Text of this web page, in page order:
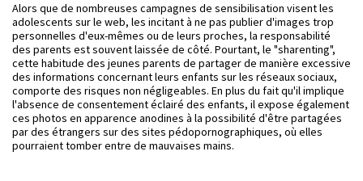
Alors que de nombreuses campagnes de sensibilisation visent les
adolescents sur le web, les incitant à ne pas publier d'images trop
personnelles d'eux-mêmes ou de leurs proches, la responsabilité
des parents est souvent laissée de côté. Pourtant, le "sharenting",
cette habitude des jeunes parents de partager de manière excessive
des informations concernant leurs enfants sur les réseaux sociaux,
comporte des risques non négligeables. En plus du fait qu'il implique
l'absence de consentement éclairé des enfants, il expose également
ces photos en apparence anodines à la possibilité d'être partagées
par des étrangers sur des sites pédopornographiques, où elles
pourraient tomber entre de mauvaises mains.